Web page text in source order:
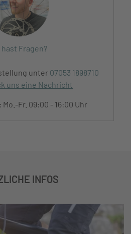
hast Fragen?
unter 07053 1898710
uns eine Nachricht
Fr. 09:00 - 16:00 Uhr
INFOS